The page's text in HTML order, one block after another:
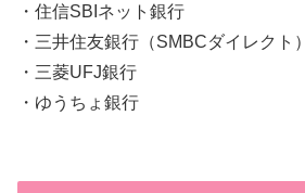
・住信SBIネット銀行
・三井住友銀行（SMBCダイレクト）
・三菱UFJ銀行
・ゆうちょ銀行